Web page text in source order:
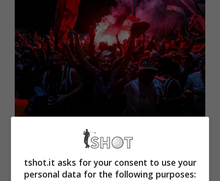
Donne nel ritiro del club, bufera e calciatori sospesi (Tshot.it)
Calciatori sospesi e bufera:
tshot.it asks for your consent to use your
personal data for the following purposes: